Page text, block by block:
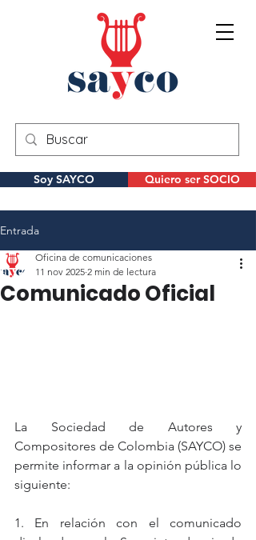
Soy SAYCO Quiero ser SOCIO
Entrada
Comunicado Oficial
Oficina de comunicaciones
11 nov 2025 2 min de lectura
La Sociedad de Autores y
Compositores de Colombia (SAYCO) se
permite informar a la opinión pública lo
siguiente:
1. En relación con el comunicado